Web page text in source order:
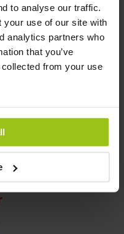
to analyse our traffic.
your use of our site with
analytics partners who
that you’ve
from your use